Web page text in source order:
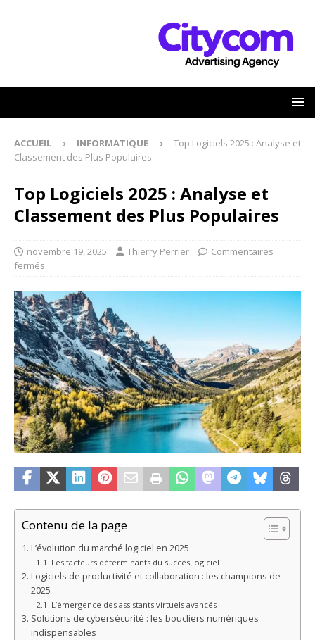
ACCUEIL INFORMATIQUE
Top Logiciels 2025 : Analyse et
Classement des Plus Populaires
Top Logiciels 2025 : Analyse et
Classement des Plus Populaires
novembre 19, 2025 Thierry Perrier
Commentaires
fermés
Contenu de la page
L’évolution du marché logiciel en 2025
Les facteurs déterminants du succès logiciel
Logiciels de productivité et collaboration : les champions de
2025
L’émergence des assistants virtuels avancés
Solutions de cybersécurité : les boucliers numériques
indispensables